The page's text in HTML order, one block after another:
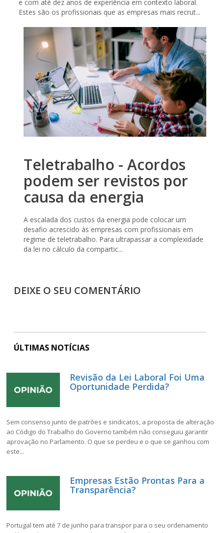
e com até dez anos de experiência em contexto laboral.
Estes são os profissionais que as empresas mais recrut...
Teletrabalho - Acordos
podem ser revistos por
causa da energia
A escalada dos custos da energia pode colocar um
desafio acrescido às empresas com profissionais em
regime de teletrabalho. Para ultrapassar a complexidade
da lei no cálculo da compartic...
DEIXE O SEU COMENTÁRIO
ÚLTIMAS NOTÍCIAS
Revisão da Lei Laboral Foi Uma
Oportunidade Perdida?
Sem consenso junto de patrões e sindicatos, a proposta de alteração
ao Código do Trabalho do Governo também não conseguiu garantir
aprovação no Parlamento. O que se perdeu e o que se ganhou com
este...
Empresas Estão Prontas Para a
Transparência?
Portugal tem até 7 de junho para transpor para o seu ordenamento